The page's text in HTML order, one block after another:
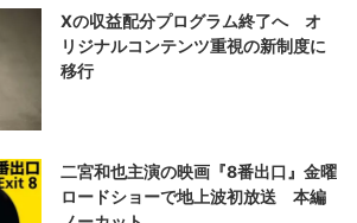
Xの収益配分プログラム終了へ オ
リジナルコンテンツ重視の新制度に
移行
二宮和也主演の映画『8番出口』金曜
ロードショーで地上波初放送 本編